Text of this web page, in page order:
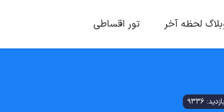
لحظه آخر تور اقساطی
بازدید: 9336